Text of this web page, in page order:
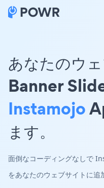
あなたのウ
Banner
Instamojo
ます。
面倒なコーディングなしで
をあなたのウェブサイトに追